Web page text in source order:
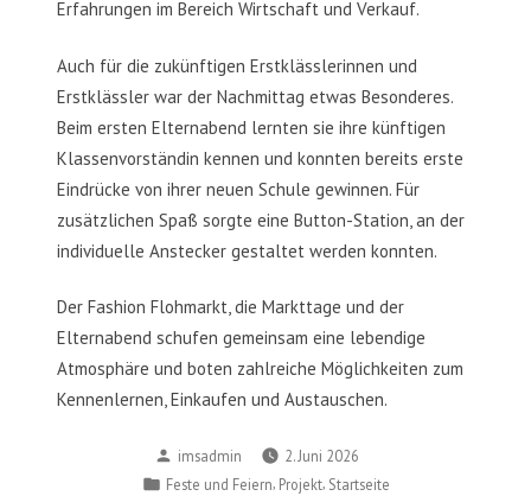
Erfahrungen im Bereich Wirtschaft und Verkauf.
Auch für die zukünftigen Erstklässlerinnen und
Erstklässler war der Nachmittag etwas Besonderes.
Beim ersten Elternabend lernten sie ihre künftigen
Klassenvorständin kennen und konnten bereits erste
Eindrücke von ihrer neuen Schule gewinnen. Für
zusätzlichen Spaß sorgte eine Button-Station, an der
individuelle Anstecker gestaltet werden konnten.
Der Fashion Flohmarkt, die Markttage und der
Elternabend schufen gemeinsam eine lebendige
Atmosphäre und boten zahlreiche Möglichkeiten zum
Kennenlernen, Einkaufen und Austauschen.
Posted
by
imsadmin
2. Juni 2026
Posted
Feste und Feiern, Projekt, Startseite